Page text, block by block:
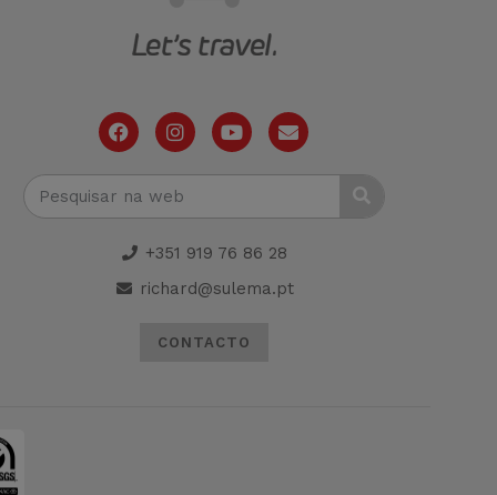
+351 919 76 86 28
richard@sulema.pt
CONTACTO